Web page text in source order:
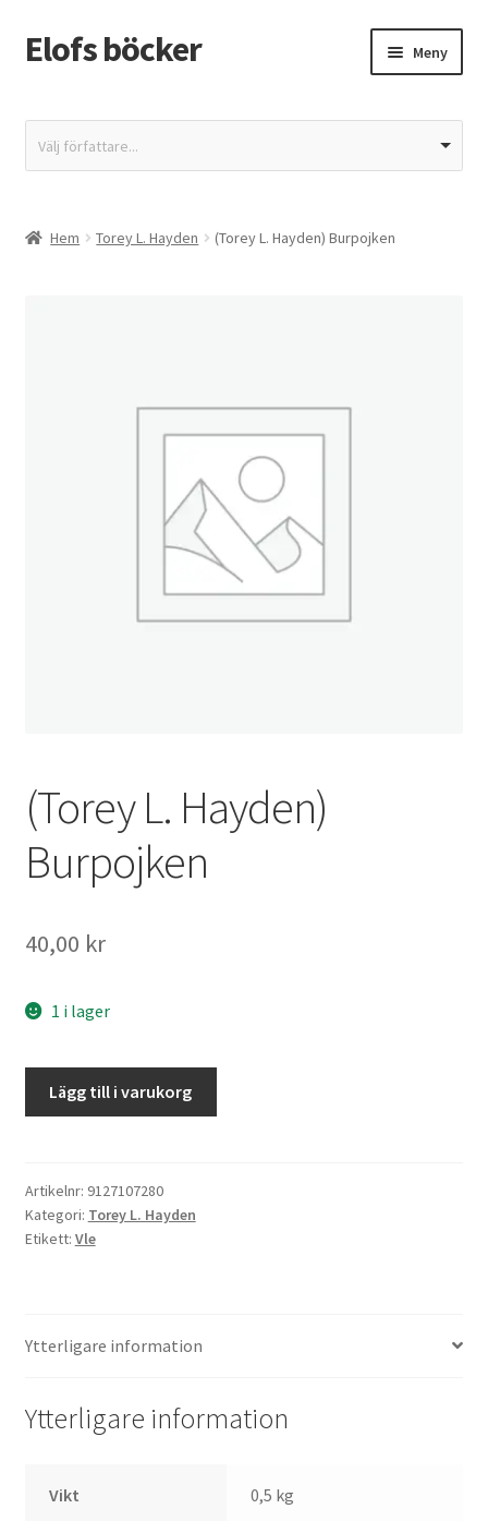
Hoppa
till
Hoppa
till
Elofs böcker Meny
Återbetalnings- och returpolicy
Välj författare...
Hem Torey L. Hayden (Torey L. Hayden) Burpojken
(Torey L. Hayden)
Burpojken
40,00 kr
1 i lager
mängd
Lägg till i varukorg
Artikelnr: 9127107280
Kategori: Torey L. Hayden
Etikett: Vle
Ytterligare information
Ytterligare information
Vikt 0,5 kg